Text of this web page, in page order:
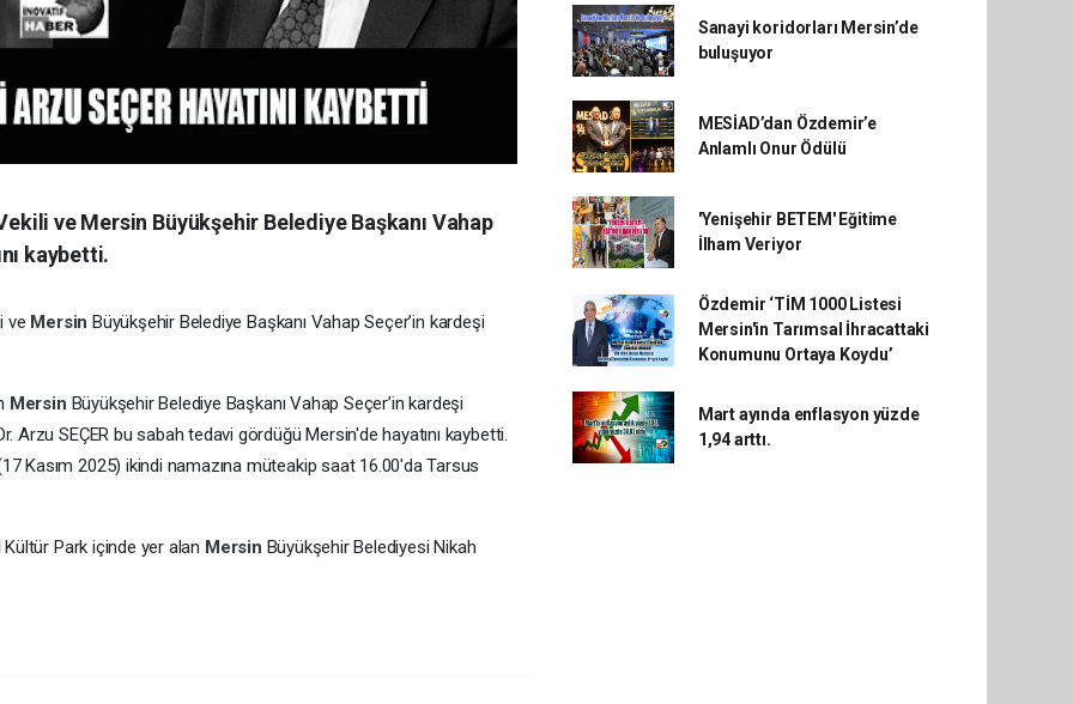
ve Mersin Büyükşehir Belediye Başkanı Vahap
kaybetti.
ve Mersin Büyükşehir Belediye Başkanı Vahap Seçer’in kardeşi
Mersin Büyükşehir Belediye Başkanı Vahap Seçer’in kardeşi
Arzu SEÇER bu sabah tedavi gördüğü Mersin'de hayatını kaybetti.
Kasım 2025) ikindi namazına müteakip saat 16.00'da Tarsus
Kültür Park içinde yer alan Mersin Büyükşehir Belediyesi Nikah
kabul edilecektir.
Sanayi koridorları Mersin’de
buluşuyor
MESİAD’dan Özdemir’e
Anlamlı Onur Ödülü
'Yenişehir BETEM' Eğitime
İlham Veriyor
Özdemir ‘TİM 1000 Listesi
Mersin'in Tarımsal İhracattaki
Konumunu Ortaya Koydu’
Mart ayında enflasyon yüzde
1,94 arttı.